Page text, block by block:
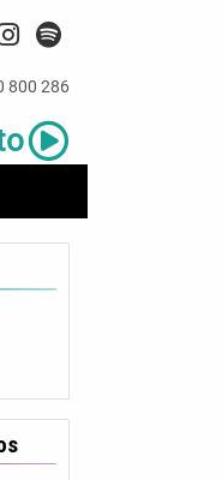
800 286